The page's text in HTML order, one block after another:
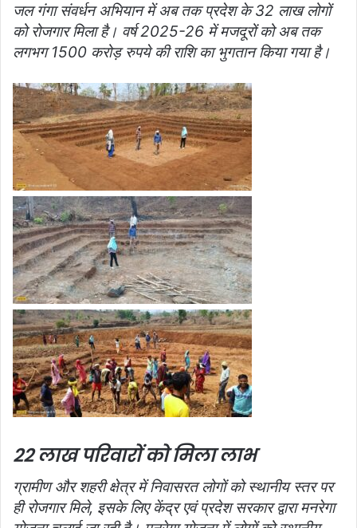
जल गंगा संवर्धन अभियान में अब तक प्रदेश के 32 लाख लोगों
को रोजगार मिला है। वर्ष 2025-26 में मजदूरों को अब तक
लगभग 1500 करोड़ रुपये की राशि का भुगतान किया गया है।
22 लाख परिवारों को मिला लाभ
ग्रामीण और शहरी क्षेत्र में निवासरत लोगों को स्थानीय स्तर पर
ही रोजगार मिले, इसके लिए केंद्र एवं प्रदेश सरकार द्वारा मनरेगा